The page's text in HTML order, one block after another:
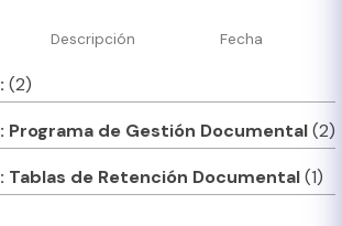
Descripción Fecha
: (2)
: Programa de Gestión Documental(2)
: Tablas de Retención Documental(1)